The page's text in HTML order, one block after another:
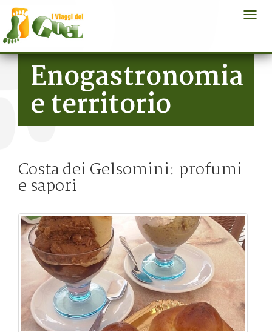
Salta al contenuto principale
Enogastronomia
e territorio
Costa dei Gelsomini: profumi
e sapori